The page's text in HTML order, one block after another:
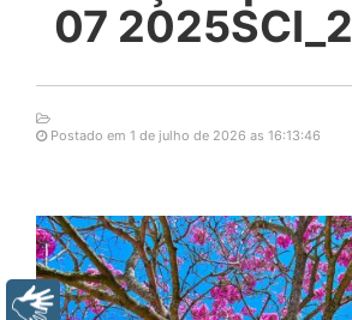
07
Postado em 1 de julho de 2026 as 16:13:46
Libras